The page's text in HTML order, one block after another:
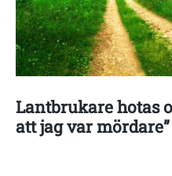
Lantbrukare hotas
att jag var mördare”